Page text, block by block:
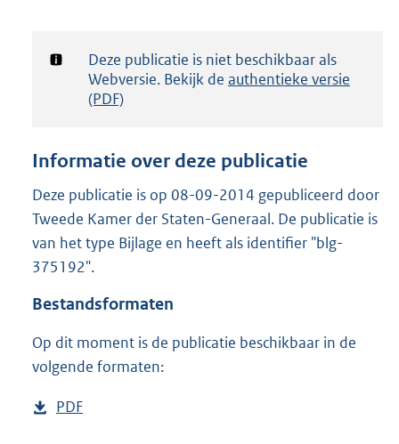
d
g
t
e
:
5
Notificatie:
Deze publicatie is niet beschikbaar als
Webversie. Bekijk de authentieke versie
(PDF)
Informatie over deze publicatie
Deze publicatie is op 08-09-2014 gepubliceerd door
Tweede Kamer der Staten-Generaal. De publicatie is
van het type Bijlage en heeft als identifier "blg-
375192".
Bestandsformaten
Op dit moment is de publicatie beschikbaar in de
volgende formaten:
D
PDF